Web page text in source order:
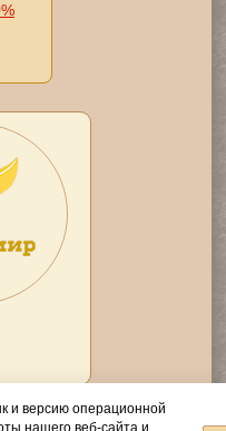
и версию операционной
нашего веб-сайта и